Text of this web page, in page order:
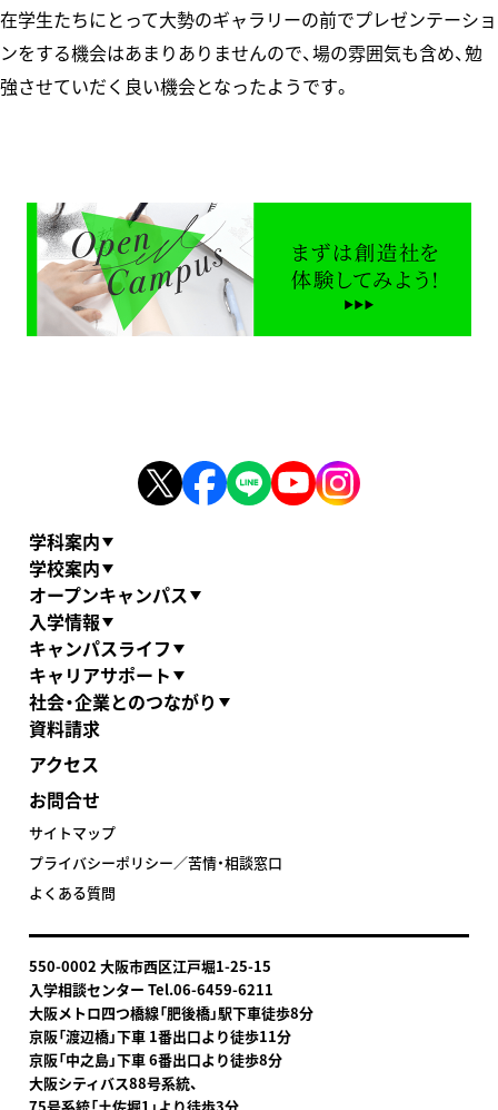
在学生たちにとって大勢のギャラリーの前でプレゼンテーショ
ンをする機会はあまりありませんので、場の雰囲気も含め、勉
強させていだく良い機会となったようです。
学科案内
学校案内
オープンキャンパス
入学情報
キャンパスライフ
キャリアサポート
社会・企業とのつながり
資料請求
アクセス
お問合せ
サイトマップ
プライバシーポリシー／苦情・相談窓口
よくある質問
550-0002 大阪市西区江戸堀1-25-15
入学相談センター Tel.06-6459-6211
大阪メトロ四つ橋線「肥後橋」駅下車徒歩8分
京阪「渡辺橋」下車 1番出口より徒歩11分
京阪「中之島」下車 6番出口より徒歩8分
大阪シティバス88号系統、